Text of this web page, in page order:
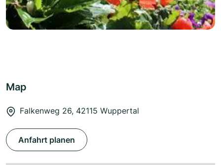
Map
Falkenweg 26, 42115 Wuppertal
Anfahrt planen